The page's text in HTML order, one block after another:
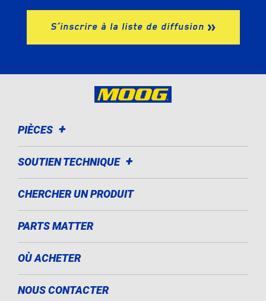
S’inscrire à la liste de diffusion
PIÈCES
SOUTIEN TECHNIQUE
CHERCHER UN PRODUIT
PARTS MATTER
OÙ ACHETER
NOUS CONTACTER